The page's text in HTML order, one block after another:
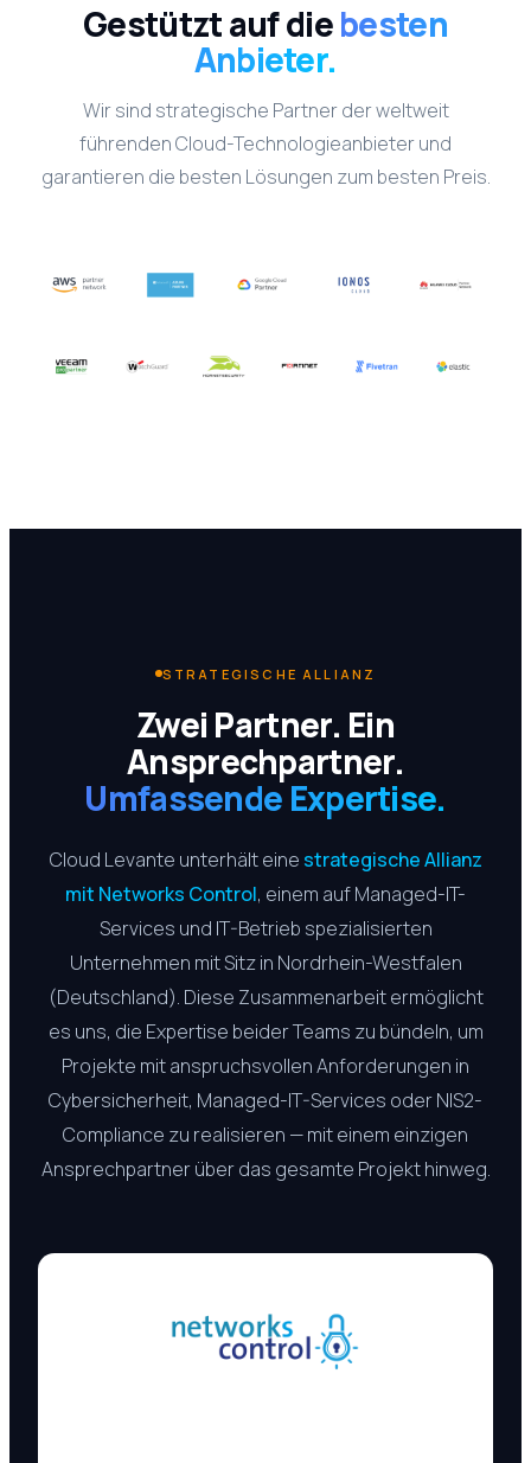
Gestützt auf diebesten
Anbieter.
Wir sind strategische Partner der weltweit
führenden Cloud-Technologieanbieter und
garantieren die besten Lösungen zum besten Preis.
STRATEGISCHE ALLIANZ
Zwei Partner. Ein
Ansprechpartner.
Umfassende Expertise.
Cloud Levante unterhält eine strategische Allianz
mit Networks Control, einem auf Managed-IT-
Services und IT-Betrieb spezialisierten
Unternehmen mit Sitz in Nordrhein-Westfalen
(Deutschland). Diese Zusammenarbeit ermöglicht
es uns, die Expertise beider Teams zu bündeln, um
Projekte mit anspruchsvollen Anforderungen in
Cybersicherheit, Managed-IT-Services oder NIS2-
Compliance zu realisieren — mit einem einzigen
Ansprechpartner über das gesamte Projekt hinweg.